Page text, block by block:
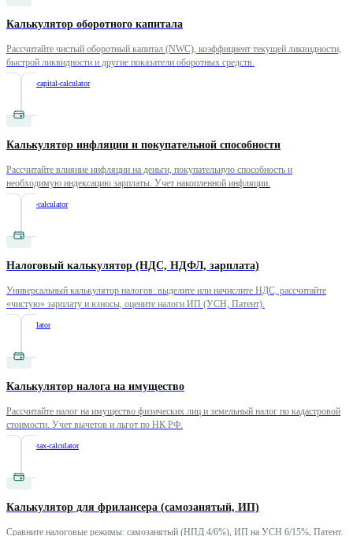
Калькулятор оборотного капитала
Рассчитайте чистый оборотный капитал (NWC), коэффициент текущей ликвидности,
быстрой ликвидности и другие показатели оборотных средств.
working-capital-calculator
Калькулятор инфляции и покупательной способности
Рассчитайте влияние инфляции на деньги, покупательную способность и
необходимую индексацию зарплаты. Учет накопленной инфляции.
inflation-calculator
Налоговый калькулятор (НДС, НДФЛ, зарплата)
Универсальный калькулятор налогов: выделите или начислите НДС, рассчитайте
«чистую» зарплату и взносы, оцените налоги ИП (УСН, Патент).
tax-calculator
Калькулятор налога на имущество
Рассчитайте налог на имущество физических лиц и земельный налог по кадастровой
стоимости. Учет вычетов и льгот по НК РФ.
property-tax-calculator
Калькулятор для фрилансера (самозанятый, ИП)
Сравните налоговые режимы: самозанятый (НПД 4/6%), ИП на УСН 6/15%, Патент.